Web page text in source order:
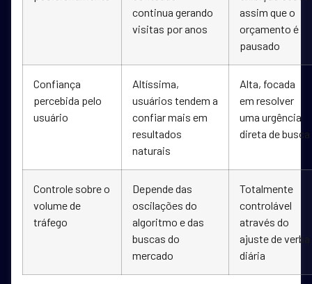
continua gerando
visitas por anos
assim que o
orçamento é
pausado
Confiança
percebida pelo
usuário
Altíssima,
usuários tendem a
confiar mais em
resultados
naturais
Alta, focada
em resolver
uma urgência
direta de busca
Controle sobre o
volume de
tráfego
Depende das
oscilações do
algoritmo e das
buscas do
mercado
Totalmente
controlável
através do
ajuste de verba
diária